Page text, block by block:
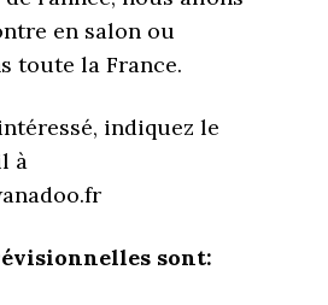
en salon ou
toute la France.
indiquez le
à
sont: